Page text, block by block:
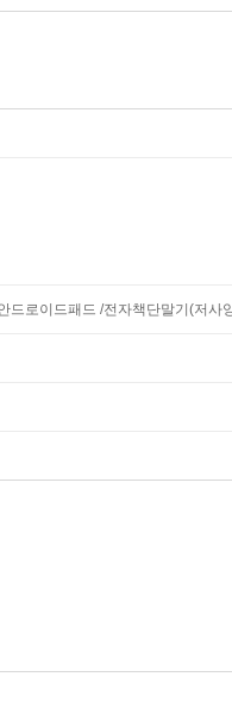
드로이드패드 /전자책단말기(저사